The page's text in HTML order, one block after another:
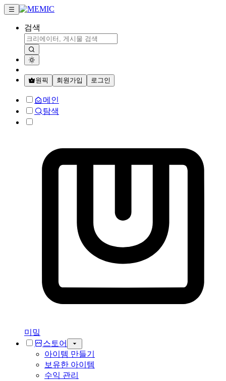
검색
원픽 회원가입 로그인
메인
탐색
미밐
스토어
아이템 만들기
보유한 아이템
수익 관리